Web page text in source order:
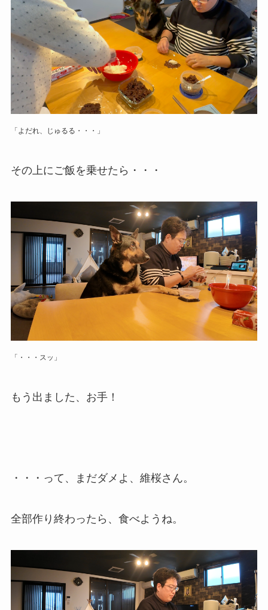
「よだれ、じゅるる・・・」
その上にご飯を乗せたら・・・
「・・・スッ」
もう出ました、お手！
・・・って、まだダメよ、維桜さん。
全部作り終わったら、食べようね。